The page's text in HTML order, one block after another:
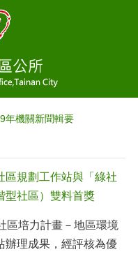
年機關新聞輯要
區規劃工作站與「綠社
型社區）雙料首獎
區培力計畫－地區環境
辦理成果，經評核為優